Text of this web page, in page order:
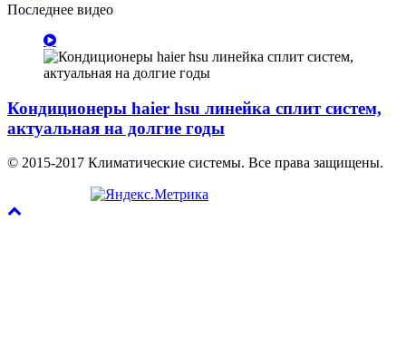
Последнее видео
Кондиционеры haier hsu линейка сплит систем,
актуальная на долгие годы
© 2015-2017 Климатические системы. Все права защищены.